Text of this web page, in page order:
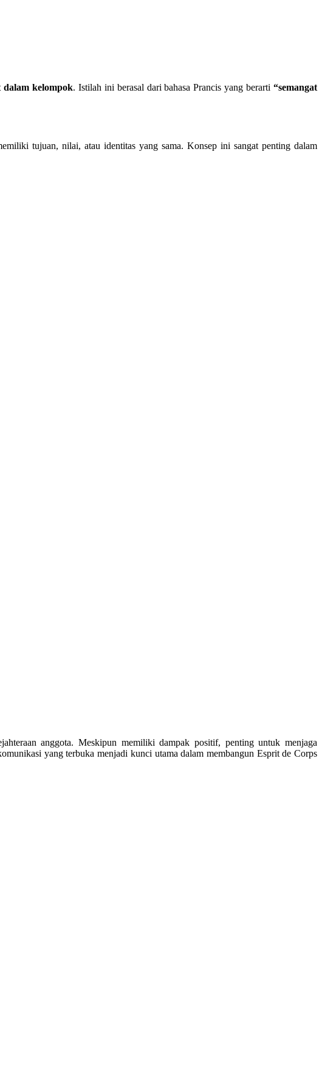
dalam kelompok. Istilah ini berasal dari bahasa Prancis yang berarti“semangat
tujuan, nilai, atau identitas yang sama. Konsep ini sangat penting dalam
anggota. Meskipun memiliki dampak positif, penting untuk menjaga
yang terbuka menjadi kunci utama dalam membangun Esprit de Corps